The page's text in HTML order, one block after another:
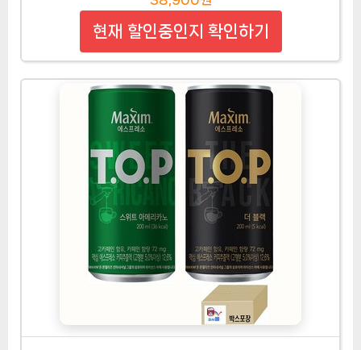
현재 할인중인지 확인하기